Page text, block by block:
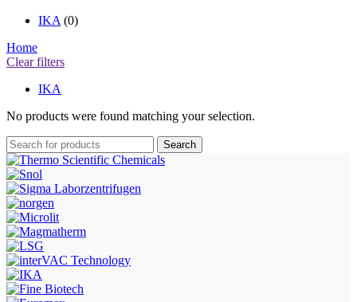
IKA (0)
Home
Clear filters
IKA
No products were found matching your selection.
Search